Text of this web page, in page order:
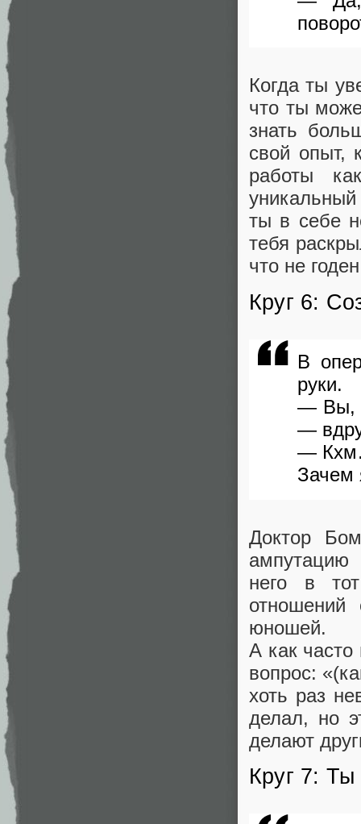
Когда ты
что ты
знать
свой опыт,
работы
ты в себе
тебя
что не
Круг 6:
В
руки.
— Вы,
—
—
Зачем
Доктор
ампутацию
него в
юношей.
А как часто
вопрос:
хоть раз
делал, но
делают
Круг 7: